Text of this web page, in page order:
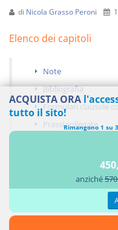
di Nicola Grasso Peroni
Elenco dei capitoli
Note
Bibliografia
Formulari clausole
Prassi collegate
Percorsi argomentali
Aggiungi un
ACQUISTA ORA
tutto il sito!
Rimangono 1 su
anziché